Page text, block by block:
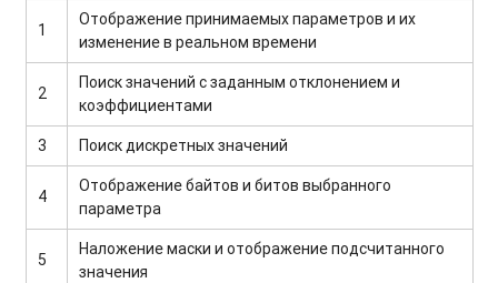
1
Отображение принимаемых параметров и их
изменение в реальном времени
2
Поиск значений с заданным отклонением и
коэффициентами
3
Поиск дискретных значений
4
Отображение байтов и битов выбранного
параметра
5
Наложение маски и отображение подсчитанного
значения